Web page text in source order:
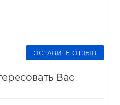
ОСТАВИТЬ ОТЗЫВ
Вас